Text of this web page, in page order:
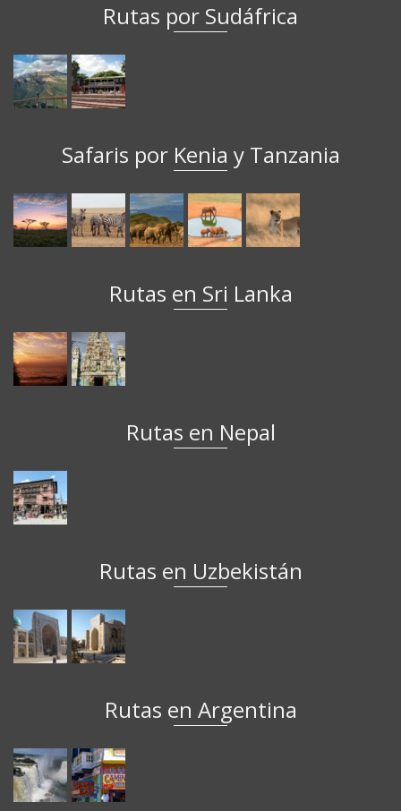
Rutas por Sudáfrica
Safaris por Kenia y Tanzania
Rutas en Sri Lanka
Rutas en Nepal
Rutas en Uzbekistán
Rutas en Argentina